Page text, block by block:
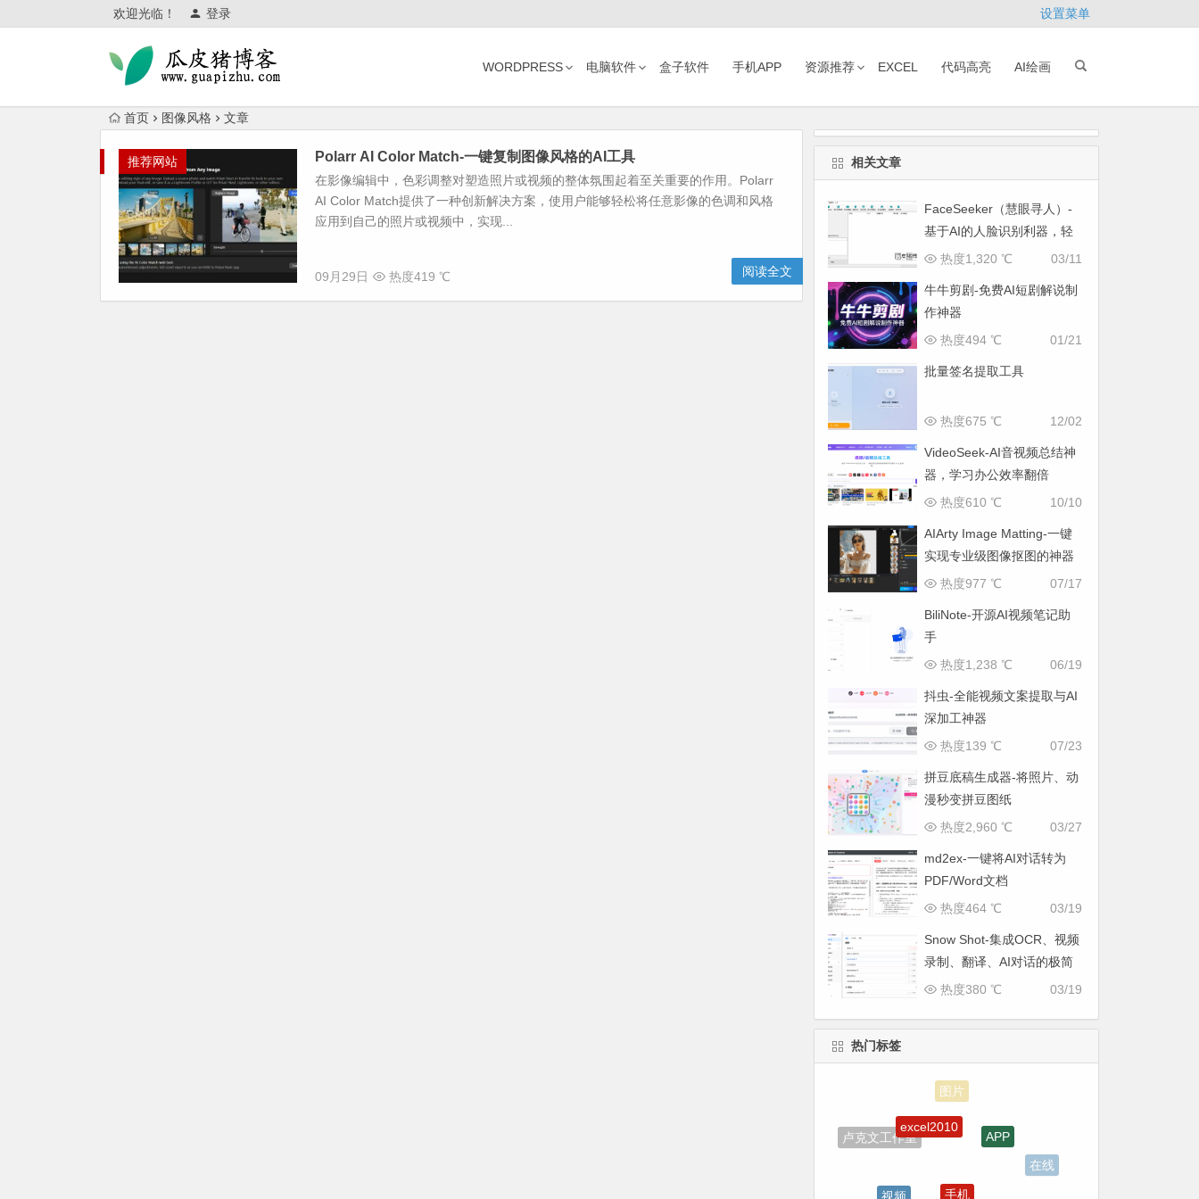
欢迎光临！ 登录 设置菜单
WORDPRESS 电脑软件 盒子软件 手机APP 资源推荐 EXCEL 代码高亮 AI绘画
首页 图像风格 文章
推荐网站 Polarr AI Color Match-一键复制图像风格的AI工具
在影像编辑中，色彩调整对塑造照片或视频的整体氛围起着至关重要的作用。Polarr
AI Color Match提供了一种创新解决方案，使用户能够轻松将任意影像的色调和风格
应用到自己的照片或视频中，实现...
09月29日 热度419 ℃ 阅读全文
相关文章
FaceSeeker（慧眼寻人）-
基于AI的人脸识别利器，轻
松找出目标照片
03/11
热度1,320 ℃
牛牛剪剧-免费AI短剧解说制
作神器
01/21
热度494 ℃
批量签名提取工具
12/02
热度675 ℃
VideoSeek-AI音视频总结神
器，学习办公效率翻倍
10/10
热度610 ℃
AIArty Image Matting-一键
实现专业级图像抠图的神器
07/17
热度977 ℃
BiliNote-开源AI视频笔记助
手
06/19
热度1,238 ℃
抖虫-全能视频文案提取与AI
深加工神器
07/23
热度139 ℃
拼豆底稿生成器-将照片、动
漫秒变拼豆图纸
03/27
热度2,960 ℃
md2ex-一键将AI对话转为
PDF/Word文档
03/19
热度464 ℃
Snow Shot-集成OCR、视频
录制、翻译、AI对话的极简
截图利器
03/19
热度380 ℃
热门标签
卢克文工作室
excel2010
APP
在线
视频